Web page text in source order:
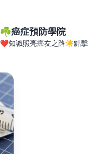
☘️癌症預防學院
❤️知識照亮癌友之路☀️點擊